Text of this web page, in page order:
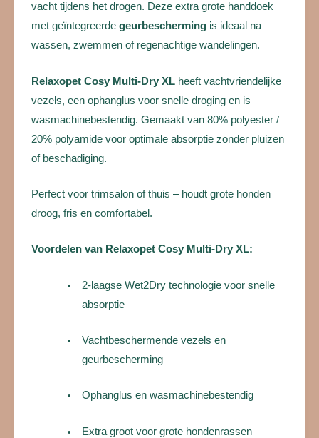
vacht tijdens het drogen. Deze extra grote handdoek
met geïntegreerde geurbescherming is ideaal na
wassen, zwemmen of regenachtige wandelingen.
Relaxopet Cosy Multi-Dry XL heeft vachtvriendelijke
vezels, een ophanglus voor snelle droging en is
wasmachinebestendig. Gemaakt van 80% polyester /
20% polyamide voor optimale absorptie zonder pluizen
of beschadiging.
Perfect voor trimsalon of thuis – houdt grote honden
droog, fris en comfortabel.
Voordelen van Relaxopet Cosy Multi-Dry XL:
2-laagse Wet2Dry technologie voor snelle
absorptie
Vachtbeschermende vezels en
geurbescherming
Ophanglus en wasmachinebestendig
Extra groot voor grote hondenrassen